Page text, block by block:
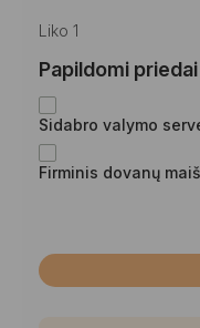
Liko 1
Papildomi priedai
Sidabro valymo
Firminis dovanų